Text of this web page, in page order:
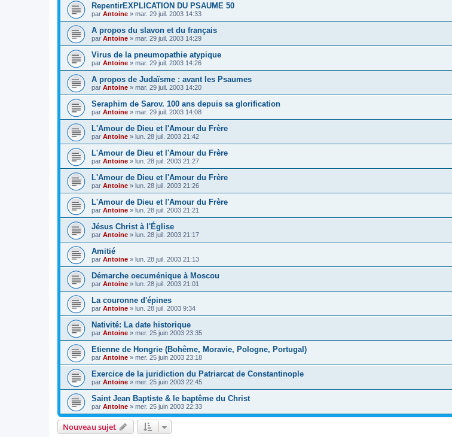
RepentirEXPLICATION DU PSAUME 50
par Antoine » mar. 29 juil. 2003 14:33
A propos du slavon et du français
par Antoine » mar. 29 juil. 2003 14:29
Virus de la pneumopathie atypique
par Antoine » mar. 29 juil. 2003 14:26
A propos de Judaïsme : avant les Psaumes
par Antoine » mar. 29 juil. 2003 14:20
Seraphim de Sarov. 100 ans depuis sa glorification
par Antoine » mar. 29 juil. 2003 14:08
L'Amour de Dieu et l'Amour du Frère
par Antoine » lun. 28 juil. 2003 21:42
L'Amour de Dieu et l'Amour du Frère
par Antoine » lun. 28 juil. 2003 21:27
L'Amour de Dieu et l'Amour du Frère
par Antoine » lun. 28 juil. 2003 21:26
L'Amour de Dieu et l'Amour du Frère
par Antoine » lun. 28 juil. 2003 21:21
Jésus Christ à l'Église
par Antoine » lun. 28 juil. 2003 21:17
Amitié
par Antoine » lun. 28 juil. 2003 21:13
Démarche oecuménique à Moscou
par Antoine » lun. 28 juil. 2003 21:01
La couronne d'épines
par Antoine » lun. 28 juil. 2003 9:34
Nativité: La date historique
par Antoine » mer. 25 juin 2003 23:35
Etienne de Hongrie (Bohême, Moravie, Pologne, Portugal)
par Antoine » mer. 25 juin 2003 23:18
Exercice de la juridiction du Patriarcat de Constantinople
par Antoine » mer. 25 juin 2003 22:45
Saint Jean Baptiste & le baptême du Christ
par Antoine » mer. 25 juin 2003 22:33
Nouveau sujet